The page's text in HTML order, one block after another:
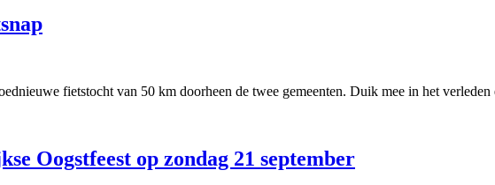
fietstocht van 50 km doorheen de twee gemeenten. Duik mee in het verleden
Oogstfeest op zondag 21 september